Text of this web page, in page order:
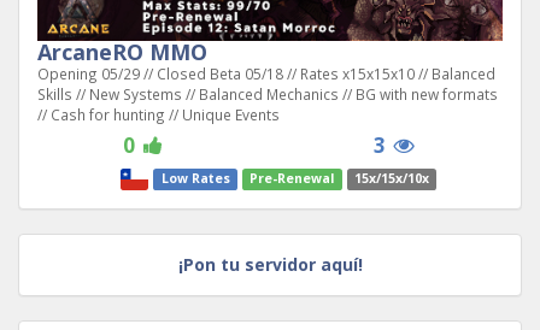
ArcaneRO MMO
Opening 05/29 // Closed Beta 05/18 // Rates x15x15x10 // Balanced
Skills // New Systems // Balanced Mechanics // BG with new formats
// Cash for hunting // Unique Events
0 3
Low Rates Pre-Renewal 15x/15x/10x
¡Pon tu servidor aquí!